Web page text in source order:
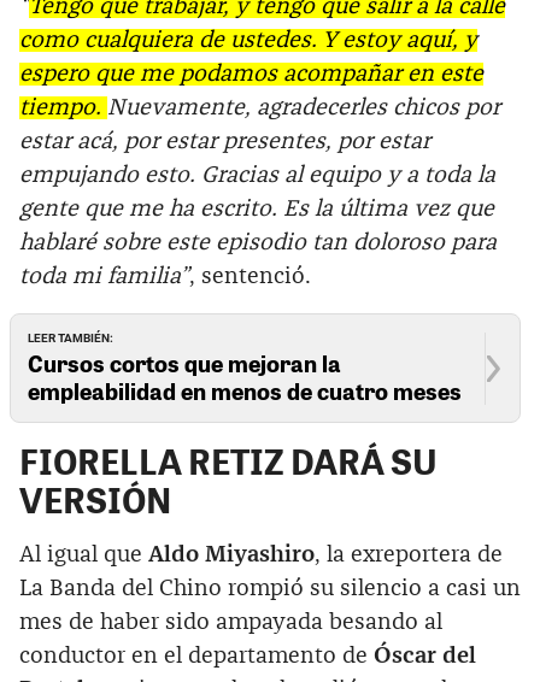
“Tengo que trabajar, y tengo que salir a la calle
como cualquiera de ustedes. Y estoy aquí, y
espero que me podamos acompañar en este
tiempo. Nuevamente, agradecerles chicos por
estar acá, por estar presentes, por estar
empujando esto. Gracias al equipo y a toda la
gente que me ha escrito. Es la última vez que
hablaré sobre este episodio tan doloroso para
toda mi familia”, sentenció.
LEER TAMBIÉN:
Cursos cortos que mejoran la
empleabilidad en menos de cuatro meses
FIORELLA RETIZ DARÁ SU
VERSIÓN
Al igual que Aldo Miyashiro, la exreportera de
La Banda del Chino rompió su silencio a casi un
mes de haber sido ampayada besando al
conductor en el departamento de Óscar del